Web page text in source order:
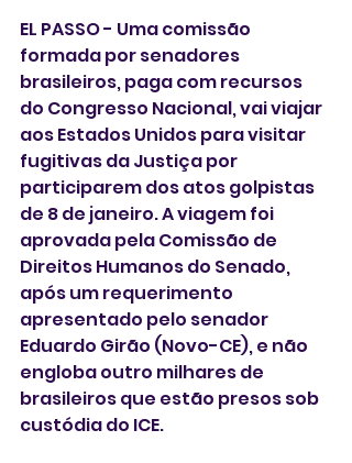
EL PASSO - Uma comissão
formada por senadores
brasileiros, paga com recursos
do Congresso Nacional, vai viajar
aos Estados Unidos para visitar
fugitivas da Justiça por
participarem dos atos golpistas
de 8 de janeiro. A viagem foi
aprovada pela Comissão de
Direitos Humanos do Senado,
após um requerimento
apresentado pelo senador
Eduardo Girão (Novo-CE), e não
engloba outro milhares de
brasileiros que estão presos sob
custódia do ICE.